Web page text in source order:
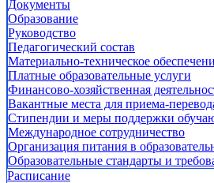
Документы
Образование
Руководство
Педагогический состав
Материально-техническое
Платные образовательные услуги
Финансово-хозяйственная
Вакантные места для приема-
Стипендии и меры поддержки
Международное сотрудничество
Организация питания в
Образовательные стандарты и
Расписание